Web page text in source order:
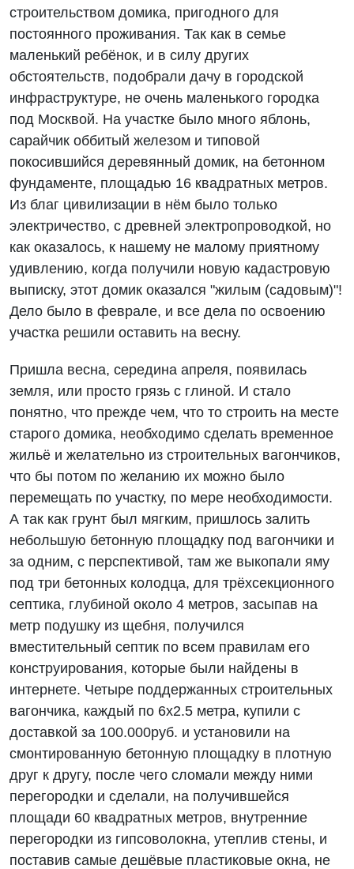
строительством домика, пригодного для
постоянного проживания. Так как в семье
маленький ребёнок, и в силу других
обстоятельств, подобрали дачу в городской
инфраструктуре, не очень маленького городка
под Москвой. На участке было много яблонь,
сарайчик оббитый железом и типовой
покосившийся деревянный домик, на бетонном
фундаменте, площадью 16 квадратных метров.
Из благ цивилизации в нём было только
электричество, с древней электропроводкой, но
как оказалось, к нашему не малому приятному
удивлению, когда получили новую кадастровую
выписку, этот домик оказался "жилым (садовым)"!
Дело было в феврале, и все дела по освоению
участка решили оставить на весну.
Пришла весна, середина апреля, появилась
земля, или просто грязь с глиной. И стало
понятно, что прежде чем, что то строить на месте
старого домика, необходимо сделать временное
жильё и желательно из строительных вагончиков,
что бы потом по желанию их можно было
перемещать по участку, по мере необходимости.
А так как грунт был мягким, пришлось залить
небольшую бетонную площадку под вагончики и
за одним, с перспективой, там же выкопали яму
под три бетонных колодца, для трёхсекционного
септика, глубиной около 4 метров, засыпав на
метр подушку из щебня, получился
вместительный септик по всем правилам его
конструирования, которые были найдены в
интернете. Четыре поддержанных строительных
вагончика, каждый по 6х2.5 метра, купили с
доставкой за 100.000руб. и установили на
смонтированную бетонную площадку в плотную
друг к другу, после чего сломали между ними
перегородки и сделали, на получившейся
площади 60 квадратных метров, внутренние
перегородки из гипсоволокна, утеплив стены, и
поставив самые дешёвые пластиковые окна, не